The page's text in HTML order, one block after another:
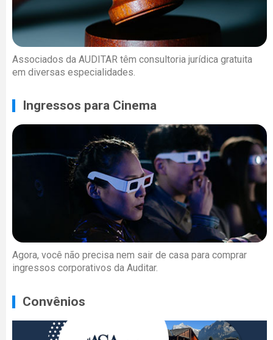
Associados da AUDITAR têm consultoria jurídica gratuita
em diversas especialidades.
Ingressos para Cinema
Agora, você não precisa nem sair de casa para comprar
ingressos corporativos da Auditar.
Convênios